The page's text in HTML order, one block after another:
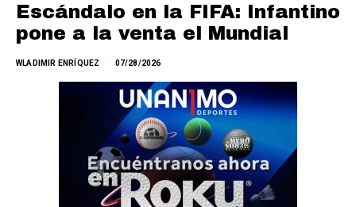
Escándalo en la FIFA: Infantino
pone a la venta el Mundial
WLADIMIR ENRÍQUEZ 07/28/2026